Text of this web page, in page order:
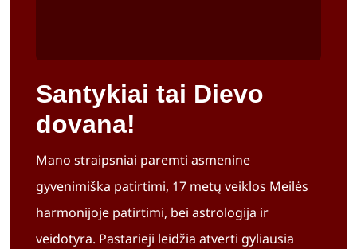
Santykiai tai Dievo
dovana!
Mano straipsniai paremti asmenine
gyvenimiška patirtimi, 17 metų veiklos Meilės
harmonijoje patirtimi, bei astrologija ir
veidotyra. Pastarieji leidžia atverti gyliausia